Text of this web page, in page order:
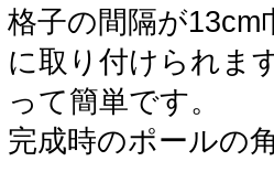
格子の間隔が
に取り付けられま
って簡単です。
完成時のポールの